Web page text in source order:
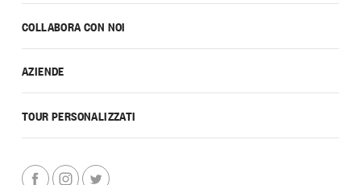
COLLABORA CON NOI
AZIENDE
TOUR PERSONALIZZATI